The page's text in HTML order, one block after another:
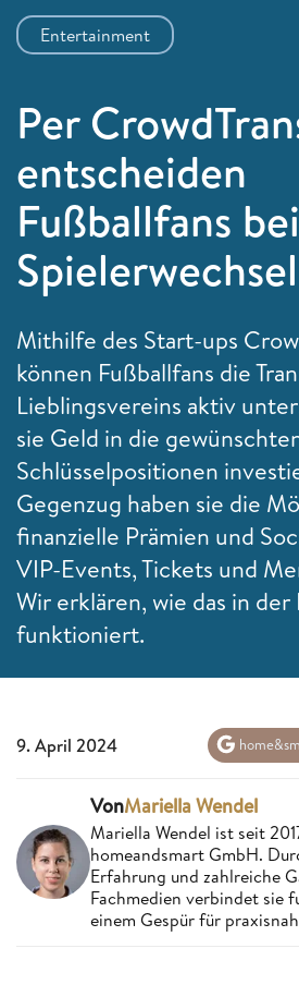
Entertainment
Per
entscheiden
Fußballfans
Mithilfe des Start-ups
können Fußballfans die
Lieblingsvereins aktiv
sie Geld in die
Schlüsselpositionen
Gegenzug haben sie die
finanzielle Prämien und
VIP-Events, Tickets und
Wir erklären, wie das in der
funktioniert.
9. April 2024
VonMariella Wendel
Mariella Wendel ist seit
homeandsmart GmbH.
Erfahrung und zahlreiche
Fachmedien verbindet sie
einem Gespür für